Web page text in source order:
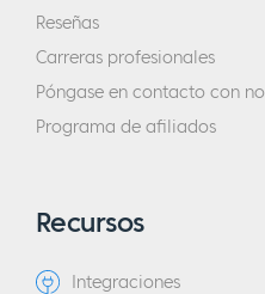
Reseñas
Carreras profesionales
Póngase en contacto con
Programa de afiliados
Recursos
Integraciones